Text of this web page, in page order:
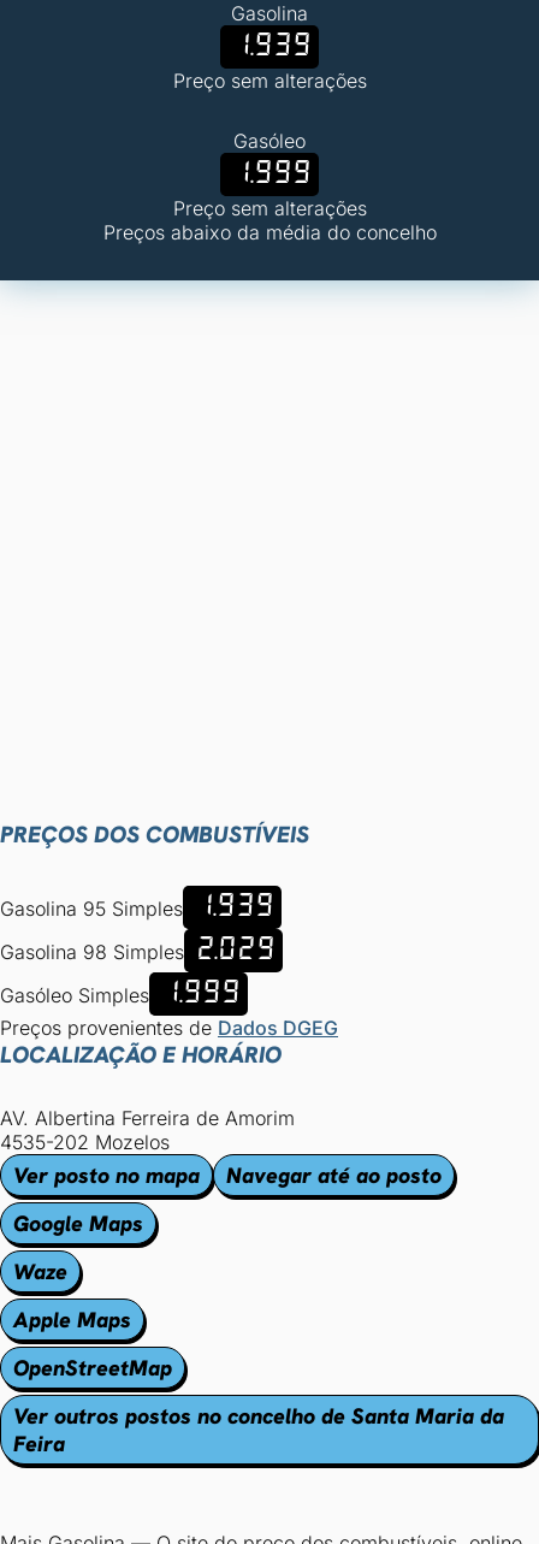
Gasolina
1.939
Preço sem alterações
Gasóleo
1.999
Preço sem alterações
Preços abaixo da média do concelho
PREÇOS DOS COMBUSTÍVEIS
Gasolina 95 Simples 1.939
Gasolina 98 Simples 2.029
Gasóleo Simples 1.999
Preços provenientes de Dados DGEG
LOCALIZAÇÃO E HORÁRIO
AV. Albertina Ferreira de Amorim
4535-202 Mozelos
Ver posto no mapa
Navegar até ao posto
Google Maps
Waze
Apple Maps
OpenStreetMap
Ver outros postos no concelho de Santa Maria da
Feira